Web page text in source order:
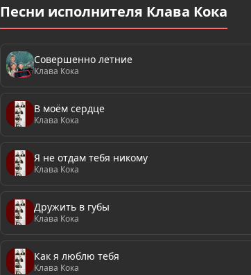
Песни исполнителя Клава Кока
Совершенно летние
Клава Кока
В моём сердце
Клава Кока
Я не отдам тебя никому
Клава Кока
Дружить в губы
Клава Кока
Как я люблю тебя
Клава Кока